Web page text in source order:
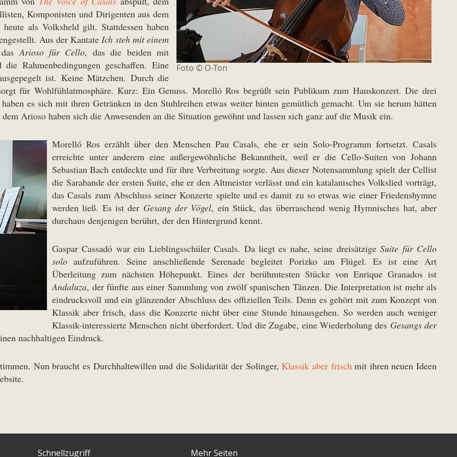
Foto © O-Ton
Komponisten und Dirigenten aus dem
als Volksheld gilt. Stattdessen haben
Aus der Kantate Ich steh mit einem
dasArioso für Cello, das die beiden mit
Rahmenbedingungen geschaffen. Eine
ist. Keine Mätzchen. Durch die
für Wohlfühlatmosphäre. Kurz: Ein Genuss. Morelló Ros begrüßt sein Publikum zum Hauskonzert. Die drei
es sich mit ihren Getränken in den Stuhlreihen etwas weiter hinten gemütlich gemacht. Um sie herum hätten
Arioso haben sich die Anwesenden an die Situation gewöhnt und lassen sich ganz auf die Musik ein.
Morelló Ros erzählt über den Menschen Pau Casals, ehe er sein Solo-Programm fortsetzt. Casals
erreichte unter anderem eine außergewöhnliche Bekanntheit, weil er die Cello-Suiten von Johann
Sebastian Bach entdeckte und für ihre Verbreitung sorgte. Aus dieser Notensammlung spielt der Cellist
die Sarabande der ersten Suite, ehe er den Altmeister verlässt und ein katalanisches Volkslied vorträgt,
das Casals zum Abschluss seiner Konzerte spielte und es damit zu so etwas wie einer Friedenshymne
werden ließ. Es ist der Gesang der Vögel, ein Stück, das überraschend wenig Hymnisches hat, aber
durchaus denjenigen berührt, der den Hintergrund kennt.
Gaspar Cassadó war ein Lieblingsschüler Casals. Da liegt es nahe, seine dreisätzigeSuite für Cello
solo aufzuführen. Seine anschließende Serenade begleitet Porizko am Flügel. Es ist eine Art
Überleitung zum nächsten Höhepunkt. Eines der berühmtesten Stücke von Enrique Granados ist
Andaluza, der fünfte aus einer Sammlung von zwölf spanischen Tänzen. Die Interpretation ist mehr als
eindrucksvoll und ein glänzender Abschluss des offiziellen Teils. Denn es gehört mit zum Konzept von
Klassik aber frisch, dass die Konzerte nicht über eine Stunde hinausgehen. So werden auch weniger
Klassik-interessierte Menschen nicht überfordert. Und die Zugabe, eine Wiederholung des Gesangs der
nachhaltigen Eindruck.
Nun braucht es Durchhaltewillen und die Solidarität der Solinger,Klassik aber frischmit ihren neuen Ideen
Schnellzugriff Mehr Seiten